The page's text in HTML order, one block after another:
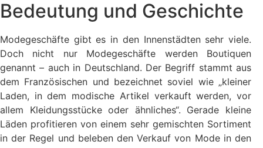
Bedeutung und Geschichte
Modegeschäfte gibt es in den Innenstädten sehr viele.
Doch nicht nur Modegeschäfte werden Boutiquen
genannt – auch in Deutschland. Der Begriff stammt aus
dem Französischen und bezeichnet soviel wie „kleiner
Laden, in dem modische Artikel verkauft werden, vor
allem Kleidungsstücke oder ähnliches“. Gerade kleine
Läden profitieren von einem sehr gemischten Sortiment
in der Regel und beleben den Verkauf von Mode in den